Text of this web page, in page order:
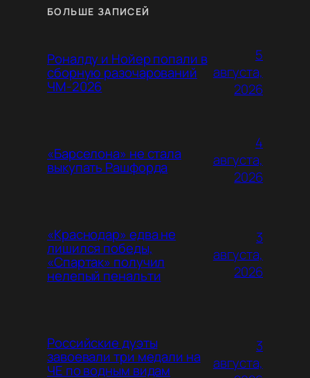
БОЛЬШЕ ЗАПИСЕЙ
Роналду и Нойер попали в
сборную разочарований
ЧМ-2026
5
августа,
2026
«Барселона» не стала
выкупать Рашфорда
4
августа,
2026
«Краснодар» едва не
лишился победы,
«Спартак» получил
нелепый пенальти
3
августа,
2026
Российские дуэты
завоевали три медали на
ЧЕ по водным видам
3
августа,